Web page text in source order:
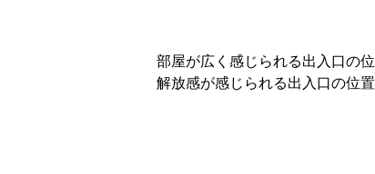
部屋が広く感じられる出入口の
解放感が感じられる出入口の位